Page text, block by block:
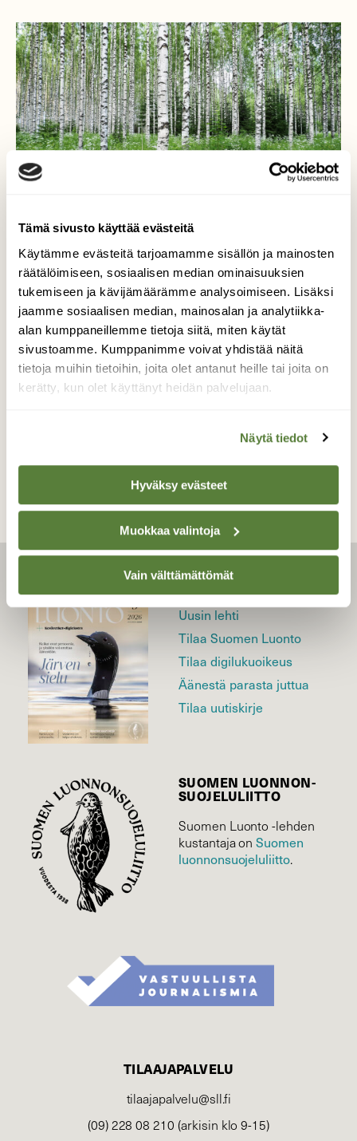
Tämä sivusto käyttää evästeitä
Käytämme evästeitä tarjoamamme sisällön ja mainosten
räätälöimiseen, sosiaalisen median ominaisuuksien
tukemiseen ja kävijämäärämme analysoimiseen. Lisäksi
jaamme sosiaalisen median, mainosalan ja analytiikka-
alan kumppaneillemme tietoja siitä, miten käytät
sivustoamme. Kumppanimme voivat yhdistää näitä
tietoja muihin tietoihin, joita olet antanut heille tai joita on
kerätty, kun olet käyttänyt heidän palvelujaan.
Näytä tiedot
Hyväksy evästeet
Muokkaa valintoja
Vain välttämättömät
Kesäkoivikko
Keskikesä onpi taas !
Valokuvaaja: Arja Valtonen, Patsola, Värtsilä
19.6.2021
TAKAISIN LISTAAN
LEHTI
Uusin lehti
Tilaa Suomen Luonto
Tilaa digilukuoikeus
Äänestä parasta juttua
Tilaa uutiskirje
SUOMEN LUONNON­
SUOJELU­LIITTO
Suomen Luonto -lehden
kustantaja onSuomen
luonnonsuojelu­liitto.
TILAAJAPALVELU
tilaajapalvelu@sll.fi
(09) 228 08 210 (arkisin klo 9-15)